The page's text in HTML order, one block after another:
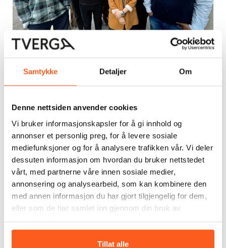
Samtykke Detaljer Om
Denne nettsiden anvender cookies
Vi bruker informasjonskapsler for å gi innhold og
annonser et personlig preg, for å levere sosiale
mediefunksjoner og for å analysere trafikken vår. Vi deler
dessuten informasjon om hvordan du bruker nettstedet
vårt, med partnerne våre innen sosiale medier,
annonsering og analysearbeid, som kan kombinere den
med annen informasjon du har gjort tilgjengelig for dem,
eller som de har samlet inn gjennom din bruk av
Tillat alle
med deltakere fra Universitetet i Sørøst-Norge
(USN), Vestland fylkeskommune, Bergen kommune,
Syddansk Universitet, Telemarksforsking og
FaithInYou(To facilitate for self-organised sport
and physical activity – an arena to include young
people) er et flerårig forskningsprosjekt som tar
tak i en sentral samfunnsutfordring: økende
utenforskap blant ungdom og lavere deltakelse i
organiserte aktiviteter. Prosjektet undersøker
hvordan åpne og inkluderende arenaer for
egenorganisert aktivitet kan bidra til tilhørighet –
spesielt for ungdom med svakere sosioøkonomiske
Kick-off ble gjennomført20.–21. januar 2026